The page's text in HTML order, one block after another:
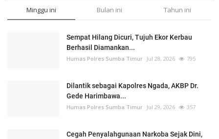
Minggu ini Bulan ini Tahun ini
Sempat Hilang Dicuri, Tujuh Ekor Kerbau
Berhasil Diamankan...
Humas Polres Sumba Timur Jul 28, 2026 795
Dilantik sebagai Kapolres Ngada, AKBP Dr.
Gede Harimbawa...
Humas Polres Sumba Timur Jul 29, 2026 357
Cegah Penyalahgunaan Narkoba Sejak Dini,